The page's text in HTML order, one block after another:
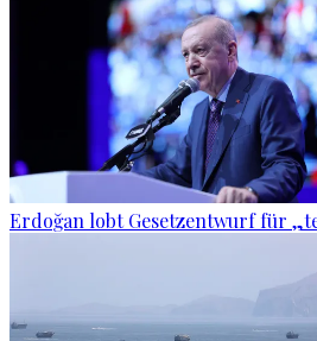
Erdoğan lobt Gesetzentwurf für